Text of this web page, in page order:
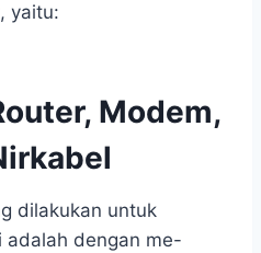
yaitu:
Modem,
dilakukan untuk
adalah dengan me-